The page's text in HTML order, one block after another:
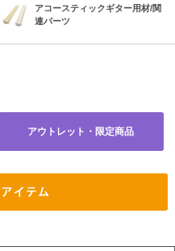
アコースティックギター用材/関
連パーツ
アウトレット・限定商品